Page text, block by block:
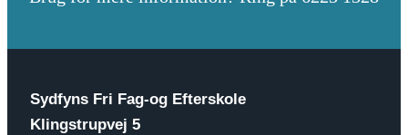
Sydfyns Fri Fag-og Efterskole
Klingstrupvej 5